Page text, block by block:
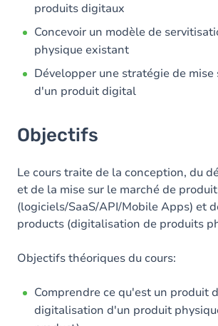
produits digitaux
Concevoir un modèle de
physique existant
Développer une stratégie de mise
d'un produit digital
Objectifs
Le cours traite de la conception, du
et de la mise sur le marché de
(logiciels/SaaS/API/Mobile Apps) et
products (digitalisation de produits
Objectifs théoriques du cours:
Comprendre ce qu'est un produit
digitalisation d'un produit